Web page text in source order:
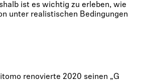
ist es wichtig zu erleben, wie
unter realistischen Bedingungen
renovierte 2020 seinen „G